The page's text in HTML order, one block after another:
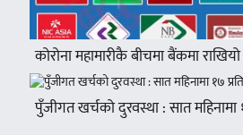
कोरोना महामारीकै बीचमा बैंकमा
पुँजीगत खर्चको दुरवस्था : सात महिनामा